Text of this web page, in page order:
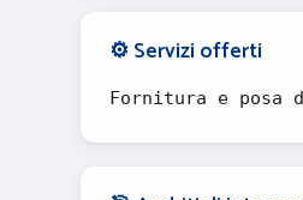
⚙️ Servizi offerti
Fornitura e